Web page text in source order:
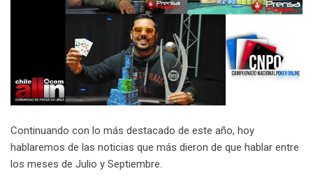
Continuando con lo más destacado de este año, hoy
hablaremos de las noticias que más dieron de que hablar entre
los meses de Julio y Septiembre.